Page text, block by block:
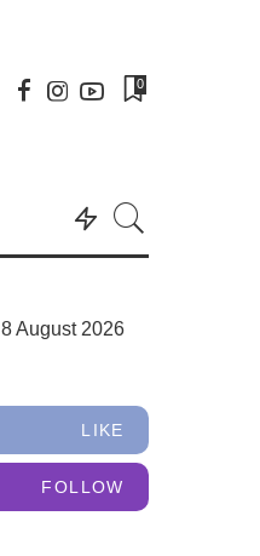
0
8 August 2026
LIKE
FOLLOW